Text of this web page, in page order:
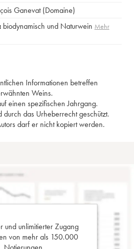
Ganevat (Domaine)
biodynamisch und Naturwein Mehr
Informationen betreffen
Weins.
einen spezifischen Jahrgang.
durch das Urheberrecht geschützt.
darf er nicht kopiert werden.
und unlimitierter Zugang
von mehr als 150.000